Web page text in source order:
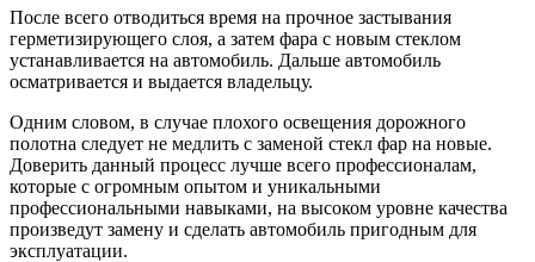
После всего отводиться время на прочное застывания
герметизирующего слоя, а затем фара с новым стеклом
устанавливается на автомобиль. Дальше автомобиль
осматривается и выдается владельцу.
Одним словом, в случае плохого освещения дорожного
полотна следует не медлить с заменой стекл фар на новые.
Доверить данный процесс лучше всего профессионалам,
которые с огромным опытом и уникальными
профессиональными навыками, на высоком уровне качества
произведут замену и сделать автомобиль пригодным для
эксплуатации.